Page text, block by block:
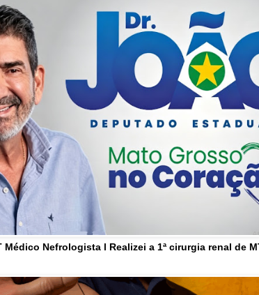
Médico Nefrologista l Realizei a 1ª cirurgia renal de